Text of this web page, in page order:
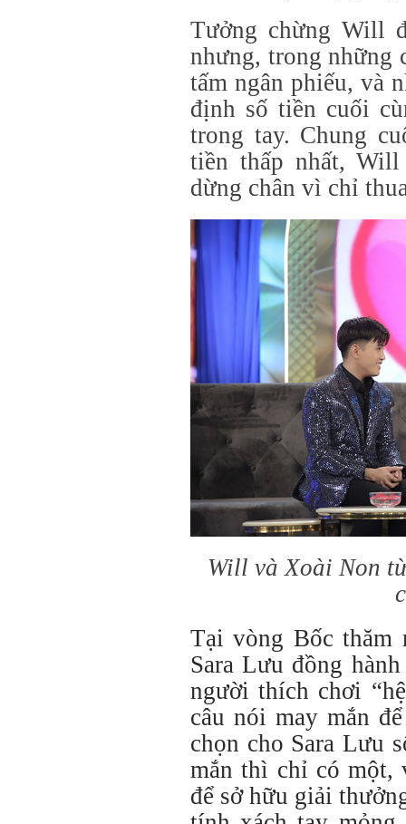
Tưởng chừng Will
nhưng, trong những
tấm ngân phiếu, và
định số tiền cuối
trong tay. Chung
tiền thấp nhất,
dừng chân vì chỉ
Will và Xoài Non
Tại vòng Bốc thăm
Sara Lưu đồng
người thích chơi
câu nói may mắn
chọn cho Sara Lưu
mắn thì chỉ có một,
để sở hữu giải